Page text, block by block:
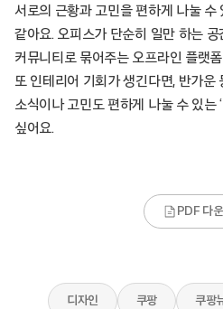
서로의 근황과 고민을 편하게 나눌 수
같아요. 오피스가 단순히 일만 하는 공
커뮤니티로 묶어주는 오프라인 플랫
또 인테리어 기회가 생긴다면, 반가운
소식이나 고민도 편하게 나눌 수 있는
싶어요.
PDF 다
디자인 쿠팡 쿠팡